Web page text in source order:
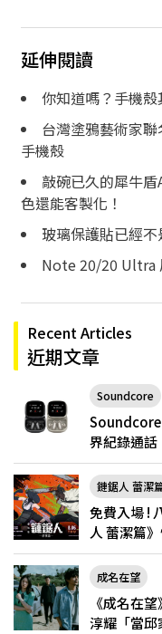
延伸閱讀
你知道嗎？手機殼
台灣塗鴉藝術家
手機殼
敲碗已久的犀牛
色還能客製化！
玻璃保護貼已經
Note 20/20 Ultra
Recent Articles
近期文章
Soundcore
Soundcore
界紀錄通話
鏈鋸人 蕾潔
免費入場 !
人 蕾潔篇
限定登場
成名在望
《成名在
淳耀「當